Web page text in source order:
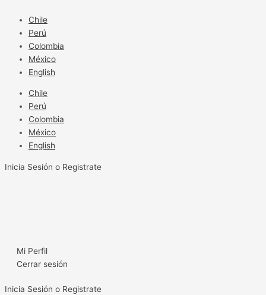
contenido
Chile
Perú
Colombia
México
English
Chile
Perú
Colombia
México
English
Inicia Sesión o Registrate
Mi Perfil
Cerrar sesión
Inicia Sesión o Registrate